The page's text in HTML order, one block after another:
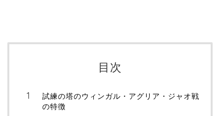
目次
試練の塔のウィンガル・アグリア・ジャオ戦
の特徴